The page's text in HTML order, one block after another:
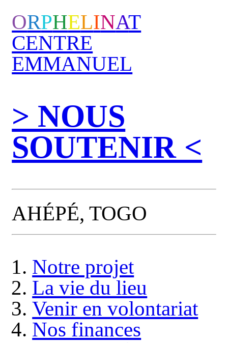
ORPHELINAT
CENTRE
EMMANUEL
> NOUS
SOUTENIR <
AHÉPÉ, TOGO
Notre projet
La vie du lieu
Venir en volontariat
Nos finances